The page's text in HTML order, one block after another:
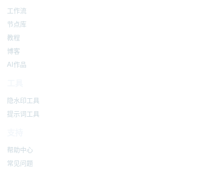
工作流
节点库
教程
博客
AI作品
隐水印工具
提示词工具
帮助中心
常见问题